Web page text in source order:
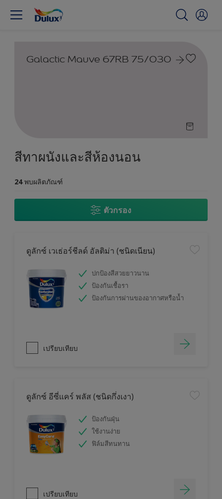
Galactic Mauve 67RB 75/030
สีทาผนังและสีห้องนอน
24พบผลิตภัณฑ์
ตัวกรอง
ดูลักซ์ เวเธ่อร์ชีลด์ อัลติม่า (ชนิดเนียน)
ปกป้องสีสวยยาวนาน
ป้องกันเชื้อรา
ป้องกันการผ่านของอากาศหรือน้ำ
เปรียบเทียบ
ดูลักซ์ อีซี่แคร์ พลัส (ชนิดกึ่งเงา)
ป้องกันฝุ่น
ใช้งานง่าย
ฟิล์มสีทนทาน
เปรียบเทียบ